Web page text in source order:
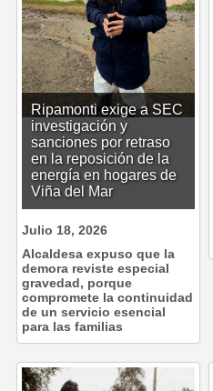
Ripamonti exige a SEC
investigación y
sanciones por retraso
en la reposición de la
energía en hogares de
Viña del Mar
Julio 18, 2026
Alcaldesa expuso que la
demora reviste especial
gravedad, porque
compromete la continuidad
de un servicio esencial
para las familias